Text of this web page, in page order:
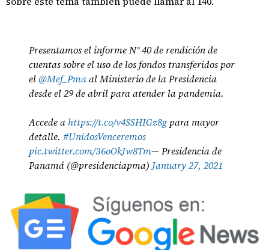
Presentamos el informe N° 40 de rendición de
cuentas sobre el uso de los fondos transferidos por
el @Mef_Pmaal Ministerio de la Presidencia
desde el 29 de abril para atender la pandemia.
Accede ahttps://t.co/v4SSHIGz8gpara mayor
detalle.#UnidosVenceremos
pic.twitter.com/36oOkJw8Tm— Presidencia de
Panamá (@presidenciapma) January 27, 2021